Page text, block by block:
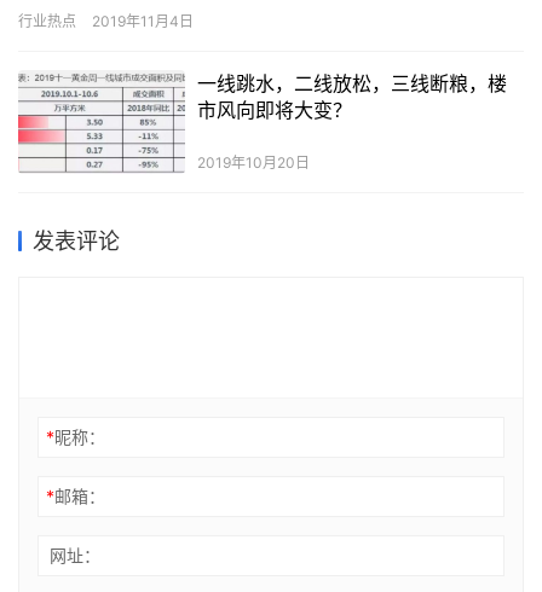
425亿美元，较2018年前8个月增长23%。例如，美国牙齿矫正独角
资至多13亿美元，以每股19-22美元的价格发行5850万股股票，推
动公司估值达到32亿美元。
行业热点 2019年11月4日
一线跳水，二线放松，三线断粮，楼
市风向即将大变？
2019年10月20日
发表评论
*昵称：
*邮箱：
网址：